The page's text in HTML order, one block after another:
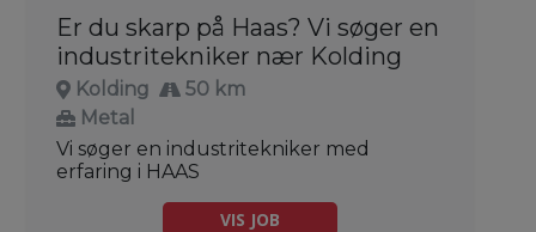
Er du skarp på Haas? Vi søger en
industritekniker nær Kolding
Kolding
50 km
Metal
Vi søger en industritekniker med
erfaring i HAAS
VIS JOB